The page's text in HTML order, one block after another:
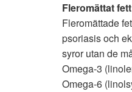
Fleromättat
Fleromättade
psoriasis och
syror utan de
Omega-3
Omega-6